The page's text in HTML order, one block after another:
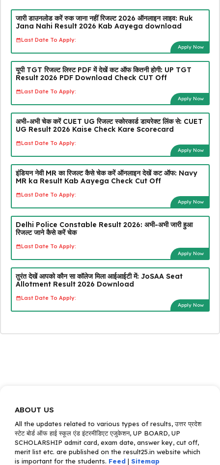
जारी डाउनलोड करें रुक जाना नहीं रिजल्ट 2026 ऑनलाइन लाइव: Ruk
Jana Nahi Result 2026 Kab Aayega download
Last Date To Apply:
Apply Now
यूपी TGT रिजल्ट लिस्ट PDF में देखें कट ऑफ कितनी होगी: UP TGT
Result 2026 PDF Download Check CUT Off
Last Date To Apply:
Apply Now
अभी-अभी चेक करें CUET UG रिजल्ट स्कोरकार्ड डायरेक्ट लिंक से: CUET
UG Result 2026 Kaise Check Kare Scorecard
Last Date To Apply:
Apply Now
इंडियन नेवी MR का रिजल्ट कैसे चेक करें ऑनलाइन देखें कट ऑफ: Navy
MR ka Result Kab Aayega Check Cut Off
Last Date To Apply:
Apply Now
Delhi Police Constable Result 2026: अभी-अभी जारी हुआ
रिजल्ट जाने कैसे करें चेक
Last Date To Apply:
Apply Now
तुरंत देखें आपको कौन सा कॉलेज मिला आईआईटी में: JoSAA Seat
Allotment Result 2026 Download
Last Date To Apply:
Apply Now
ABOUT US
All the updates related to various types of results, उत्तर प्रदेश
स्टेट बोर्ड ऑफ हाई स्कूल एंड इंटरमीडिएट एजुकेशन, UP BOARD, UP
SCHOLARSHIP admit card, exam date, answer key, cut off,
merit list etc. are published on the result25.in website which
is important for the students. Feed | Sitemap